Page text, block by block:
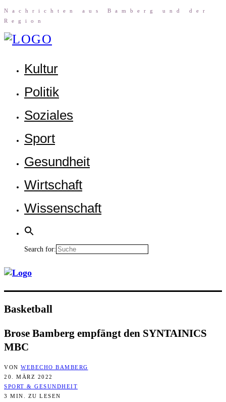
Nach­rich­ten aus Bam­berg und der
Region
Kul­tur
Poli­tik
Sozia­les
Sport
Gesund­heit
Wirt­schaft
Wis­sen­schaft
Search for:
Bas­ket­ball
Bro­se Bam­berg emp­fängt den SYNTAINICS
MBC
VON WEBECHO BAMBERG
20. MÄRZ 2022
SPORT & GESUNDHEIT
3 MIN. ZU LESEN